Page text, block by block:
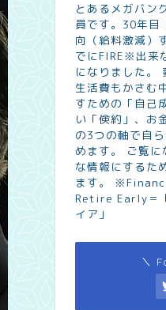
とあるメガバン
員です。30年目
向（給料激減）
でにFIRE※出来
になりました。
生活費もかさむ
すための「自己
い「倹約」、お
の3つの軸で自
めます。 ご覧に
な情報にするた
ます。
Retire Early＝
イア」
＼